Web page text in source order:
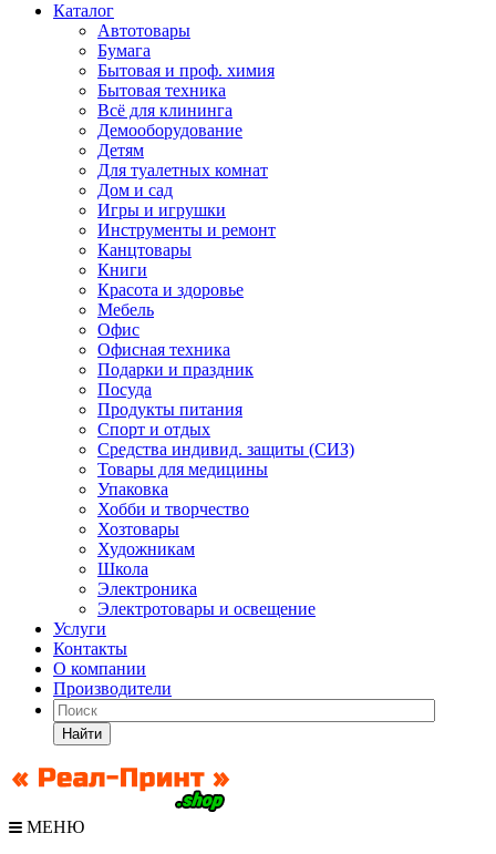
Каталог
Автотовары
Бумага
Бытовая и проф. химия
Бытовая техника
Всё для клининга
Демооборудование
Детям
Для туалетных комнат
Дом и сад
Игры и игрушки
Инструменты и ремонт
Канцтовары
Книги
Красота и здоровье
Мебель
Офис
Офисная техника
Подарки и праздник
Посуда
Продукты питания
Спорт и отдых
Средства индивид. защиты (СИЗ)
Товары для медицины
Упаковка
Хобби и творчество
Хозтовары
Художникам
Школа
Электроника
Электротовары и освещение
Услуги
Контакты
О компании
Производители
Найти
МЕНЮ